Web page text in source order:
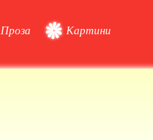
Проза Картини